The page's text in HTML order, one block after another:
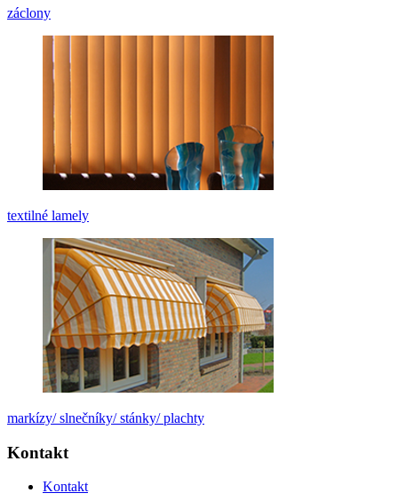
záclony
textilné lamely
markízy/ slnečníky/ stánky/ plachty
Kontakt
Kontakt